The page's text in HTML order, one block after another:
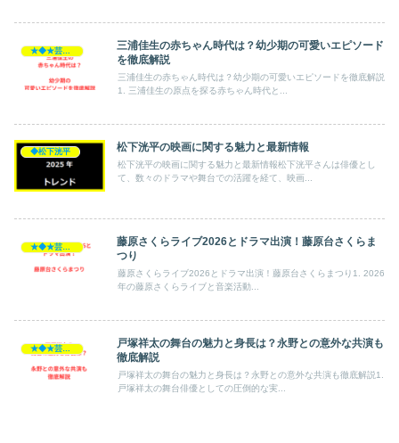
三浦佳生の赤ちゃん時代は？幼少期の可愛いエピソード
を徹底解説
三浦佳生の赤ちゃん時代は？幼少期の可愛いエピソードを徹底解説
1. 三浦佳生の原点を探る赤ちゃん時代と...
◆松下洸平 松下洸平の映画に関する魅力と最新情報
松下洸平の映画に関する魅力と最新情報松下洸平さんは俳優とし
て、数々のドラマや舞台での活躍を経て、映画...
藤原さくらライブ2026とドラマ出演！藤原台さくらま
つり
藤原さくらライブ2026とドラマ出演！藤原台さくらまつり1. 2026
年の藤原さくらライブと音楽活動...
戸塚祥太の舞台の魅力と身長は？永野との意外な共演も
徹底解説
戸塚祥太の舞台の魅力と身長は？永野との意外な共演も徹底解説1.
戸塚祥太の舞台俳優としての圧倒的な実...